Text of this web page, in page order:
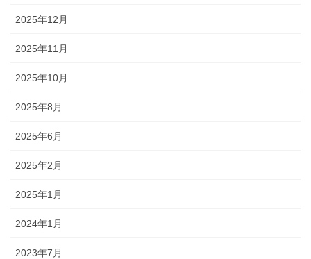
2025年12月
2025年11月
2025年10月
2025年8月
2025年6月
2025年2月
2025年1月
2024年1月
2023年7月